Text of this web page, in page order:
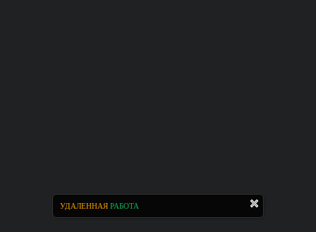
УДАЛЕННАЯ РАБОТА